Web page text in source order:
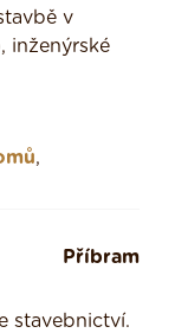
v
inženýrské
,
Příbram
stavebnictví.